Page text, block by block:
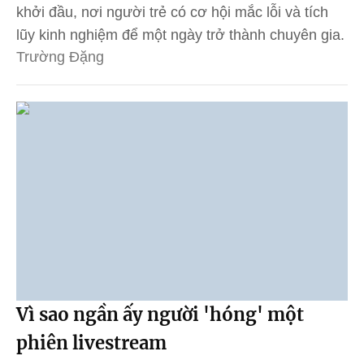
khởi đầu, nơi người trẻ có cơ hội mắc lỗi và tích
lũy kinh nghiệm để một ngày trở thành chuyên gia.
Trường Đặng
Vì sao ngần ấy người 'hóng' một
phiên livestream